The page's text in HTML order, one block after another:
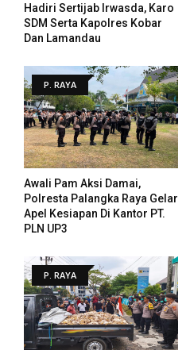
Hadiri Sertijab Irwasda, Karo
SDM Serta Kapolres Kobar
Dan Lamandau
P. RAYA
Awali Pam Aksi Damai,
Polresta Palangka Raya Gelar
Apel Kesiapan Di Kantor PT.
PLN UP3
P. RAYA